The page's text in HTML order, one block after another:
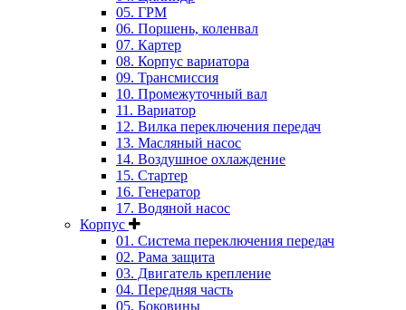
05. ГРМ
06. Поршень, коленвал
07. Картер
08. Корпус вариатора
09. Трансмиссия
10. Промежуточный вал
11. Вариатор
12. Вилка переключения передач
13. Масляный насос
14. Воздушное охлаждение
15. Стартер
16. Генератор
17. Водяной насос
Корпус
01. Система переключения передач
02. Рама защита
03. Двигатель крепление
04. Передняя часть
05. Боковины